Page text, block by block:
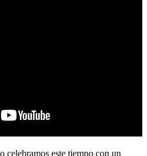
celebramos este tiempo con un